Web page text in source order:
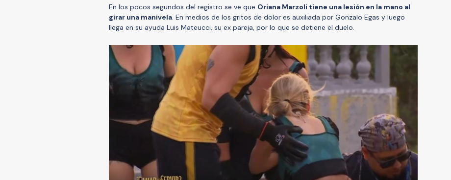
En los pocos segundos del registro se ve que Oriana Marzoli tiene una lesión en la mano al
girar una manivela. En medios de los gritos de dolor es auxiliada por Gonzalo Egas y luego
llega en su ayuda Luis Mateucci, su ex pareja, por lo que se detiene el duelo.